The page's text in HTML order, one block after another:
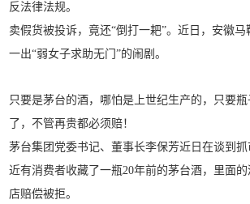
反法律法规。
卖假货被投诉，竟还“倒打一耙”。近日，安徽
一出“弱女子求助无门”的闹剧。
只要是茅台的酒，哪怕是上世纪生产的，只要
了，不管再贵都必须赔！
茅台集团党委书记、董事长李保芳近日在谈到
近有消费者收藏了一瓶20年前的茅台酒，里面
店赔偿被拒。